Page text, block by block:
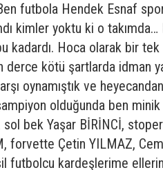
futbola Hendek Esnaf
kimler yoktu ki o
kadardı. Hoca olarak bir
kötü şartlarda idman
oynamıştık ve
olduğunda ben minik
bek Yaşar BİRİNCİ,
forvette Çetin YILMAZ,
futbolcu kardeşlerime